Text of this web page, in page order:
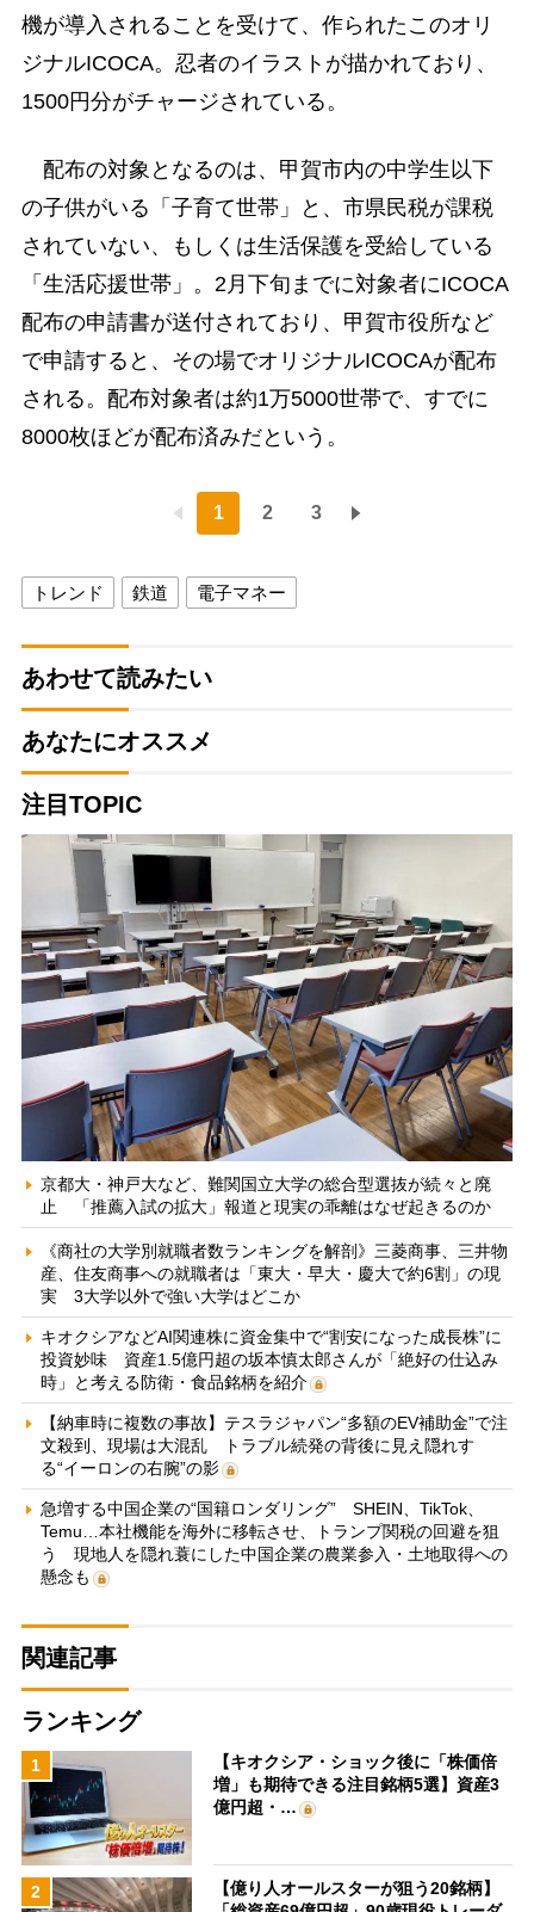
機が導入されることを受けて、作られたこのオリ
ジナルICOCA。忍者のイラストが描かれており、
1500円分がチャージされている。
配布の対象となるのは、甲賀市内の中学生以下
の子供がいる「子育て世帯」と、市県民税が課税
されていない、もしくは生活保護を受給している
「生活応援世帯」。2月下旬までに対象者にICOCA
配布の申請書が送付されており、甲賀市役所など
で申請すると、その場でオリジナルICOCAが配布
される。配布対象者は約1万5000世帯で、すでに
8000枚ほどが配布済みだという。
1 2 3
トレンド 鉄道 電子マネー
あわせて読みたい
あなたにオススメ
注目TOPIC
京都大・神戸大など、難関国立大学の総合型選抜が続々と廃
止 「推薦入試の拡大」報道と現実の乖離はなぜ起きるのか
《商社の大学別就職者数ランキングを解剖》三菱商事、三井物
産、住友商事への就職者は「東大・早大・慶大で約6割」の現
実 3大学以外で強い大学はどこか
キオクシアなどAI関連株に資金集中で“割安になった成長株”に
投資妙味 資産1.5億円超の坂本慎太郎さんが「絶好の仕込み
時」と考える防衛・食品銘柄を紹介
【納車時に複数の事故】テスラジャパン“多額のEV補助金”で注
文殺到、現場は大混乱 トラブル続発の背後に見え隠れす
る“イーロンの右腕”の影
急増する中国企業の“国籍ロンダリング” SHEIN、TikTok、
Temu…本社機能を海外に移転させ、トランプ関税の回避を狙
う 現地人を隠れ蓑にした中国企業の農業参入・土地取得への
懸念も
関連記事
ランキング
1
【キオクシア・ショック後に「株価倍
増」も期待できる注目銘柄5選】資産3
億円超・…
2
【億り人オールスターが狙う20銘柄】